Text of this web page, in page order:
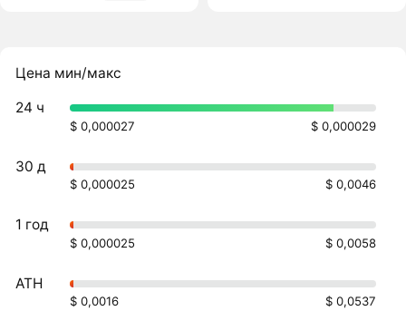
Цена мин/макс
24 ч
$ 0,000027 $ 0,000029
30 д
$ 0,000025 $ 0,0046
1 год
$ 0,000025 $ 0,0058
ATH
$ 0,0016
$ 0,0537